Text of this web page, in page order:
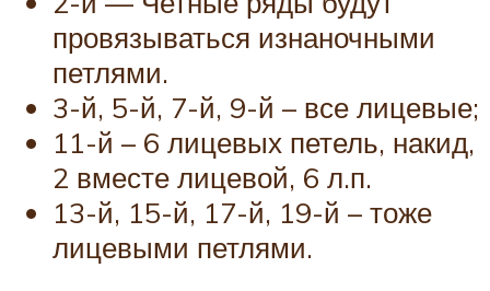
провязываться изнаночными
петлями.
3-й, 5-й, 7-й, 9-й – все лицевые;
11-й – 6 лицевых петель, накид,
2 вместе лицевой, 6 л.п.
13-й, 15-й, 17-й, 19-й – тоже
лицевыми петлями.